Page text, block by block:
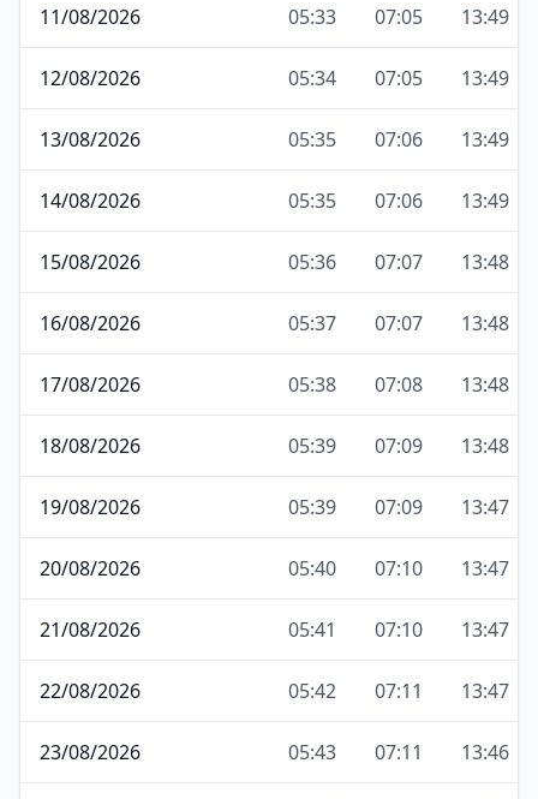
11/08/2026 05:33 07:05 13:49
12/08/2026 05:34 07:05 13:49
13/08/2026 05:35 07:06 13:49
14/08/2026 05:35 07:06 13:49
15/08/2026 05:36 07:07 13:48
16/08/2026 05:37 07:07 13:48
17/08/2026 05:38 07:08 13:48
18/08/2026 05:39 07:09 13:48
19/08/2026 05:39 07:09 13:47
20/08/2026 05:40 07:10 13:47
21/08/2026 05:41 07:10 13:47
22/08/2026 05:42 07:11 13:47
23/08/2026 05:43 07:11 13:46